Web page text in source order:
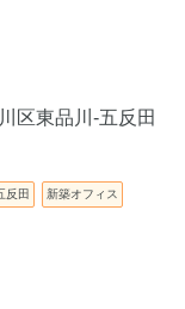
区東品川-五反田
反田 新築オフィス